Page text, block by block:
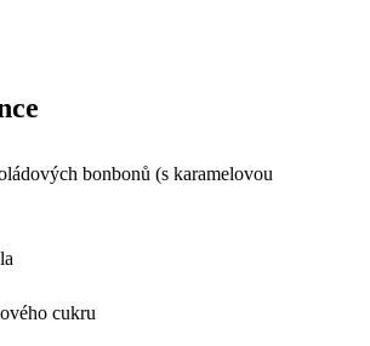
bonbonů (s karamelovou
cukru